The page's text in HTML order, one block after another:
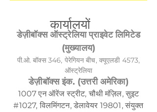
कार्यालयों
डेज़ीबॉक्स ऑस्ट्रेलिया प्राइवेट लिमिटेड
(मुख्यालय)
पी.ओ. बॉक्स 346, पेरेगियन बीच, क्यूएलडी 4573,
ऑस्ट्रेलिया
डेज़ीबॉक्स इंक. (उत्तरी अमेरिका)
1007 एन ऑरेंज स्ट्रीट, चौथी मंज़िल, सुइट
#1027, विलमिंगटन, डेलावेयर 19801, संयुक्त